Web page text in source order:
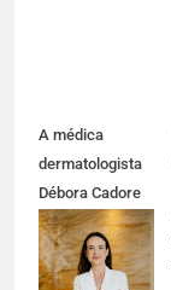
A médica
dermatologista
Débora Cadore
inaugura nova
clínica no
empreendimento